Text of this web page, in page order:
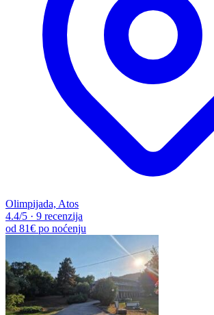
Olimpijada, Atos
4.4/5 · 9 recenzija
od 81€ po noćenju